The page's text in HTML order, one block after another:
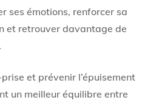
ses émotions, renforcer sa
et retrouver davantage de
et prévenir l’épuisement
un meilleur équilibre entre